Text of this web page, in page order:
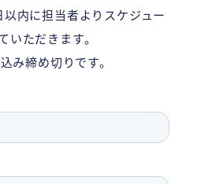
内に担当者よりスケジュー
いただきます。
み締め切りです。